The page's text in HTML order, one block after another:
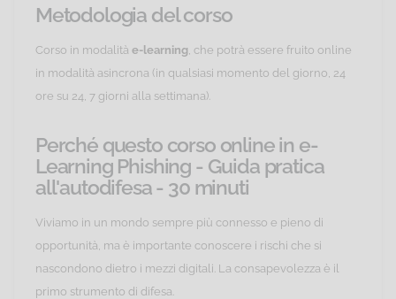
Metodologia del corso
Corso in modalità e-learning , che potrà essere fruito online
in modalità asincrona (in qualsiasi momento del giorno, 24
ore su 24, 7 giorni alla settimana).
Perché questo corso online in e-
Learning Phishing - Guida pratica
all'autodifesa - 30 minuti
Viviamo in un mondo sempre più connesso e pieno di
opportunità, ma è importante conoscere i rischi che si
nascondono dietro i mezzi digitali. La consapevolezza è il
primo strumento di difesa.